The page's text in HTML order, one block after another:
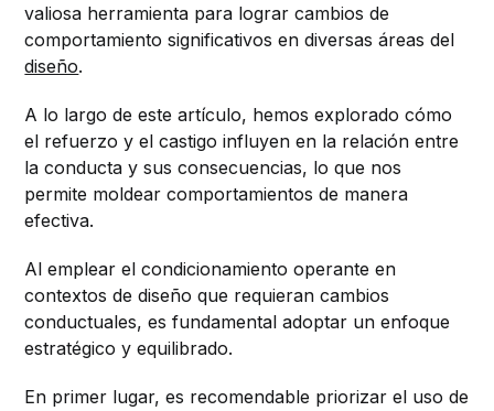
valiosa herramienta para lograr cambios de
comportamiento significativos en diversas áreas del
diseño.
A lo largo de este artículo, hemos explorado cómo
el refuerzo y el castigo influyen en la relación entre
la conducta y sus consecuencias, lo que nos
permite moldear comportamientos de manera
efectiva.
Al emplear el condicionamiento operante en
contextos de diseño que requieran cambios
conductuales, es fundamental adoptar un enfoque
estratégico y equilibrado.
En primer lugar, es recomendable priorizar el uso de